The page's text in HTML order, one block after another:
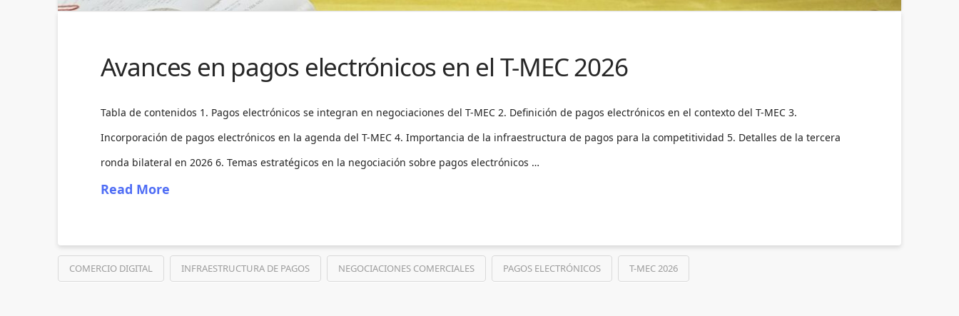
Avances en pagos electrónicos en el T-MEC 2026
Tabla de contenidos 1. Pagos electrónicos se integran en negociaciones del T-MEC 2. Definición de pagos electrónicos en el contexto del T-MEC 3.
Incorporación de pagos electrónicos en la agenda del T-MEC 4. Importancia de la infraestructura de pagos para la competitividad 5. Detalles de la tercera
ronda bilateral en 2026 6. Temas estratégicos en la negociación sobre pagos electrónicos …
Read More
COMERCIO DIGITAL INFRAESTRUCTURA DE PAGOS NEGOCIACIONES COMERCIALES PAGOS ELECTRÓNICOS T-MEC 2026